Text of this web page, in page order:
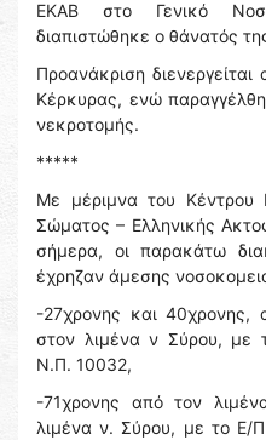
ΕΚΑΒ στο Γενικό
διαπιστώθηκε ο θάνατός
Προανάκριση
Κέρκυρας, ενώ
νεκροτομής.
*****
Με μέριμνα του Κέντρου
Σώματος – Ελληνικής
σήμερα, οι παρακάτω
έχρηζαν άμεσης
-27χρονης και
στον λιμένα ν Σύρου, με
Ν.Π. 10032,
-71χρονης από τον
λιμένα ν. Σύρου, με το Ε/